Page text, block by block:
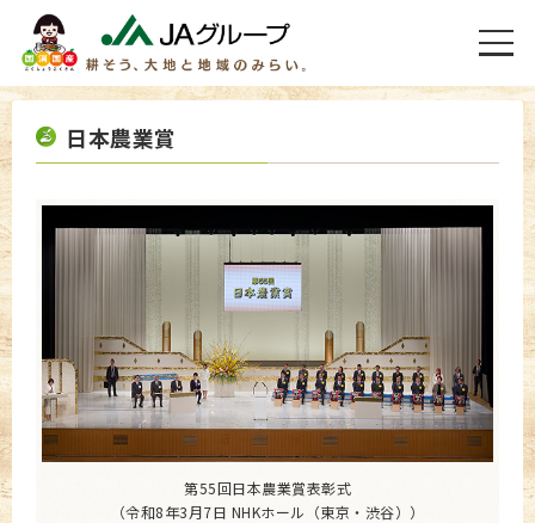
日本農業賞
第55回日本農業賞表彰式
（令和8年3月7日 NHKホール（東京・渋谷））